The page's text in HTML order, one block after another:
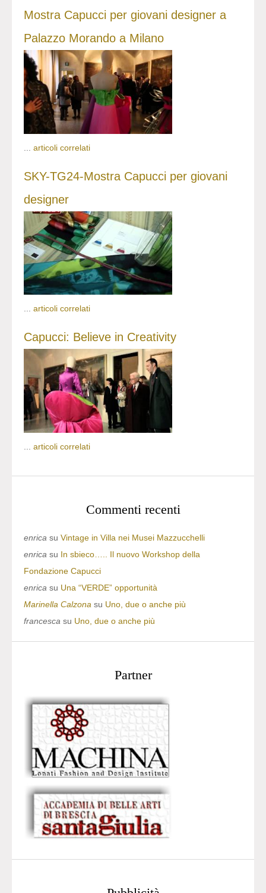
Mostra Capucci per giovani designer a
Palazzo Morando a Milano
articoli correlati
SKY-TG24-Mostra Capucci per giovani
designer
... articoli correlati
Capucci: Believe in Creativity
articoli correlati
Commenti recenti
enrica su Vintage in Villa nei Musei Mazzucchelli
enrica su In sbieco….. Il nuovo Workshop della
Fondazione Capucci
enrica su Una “VERDE” opportunità
Marinella Calzona su Uno, due o anche più
francesca su Uno, due o anche più
Partner